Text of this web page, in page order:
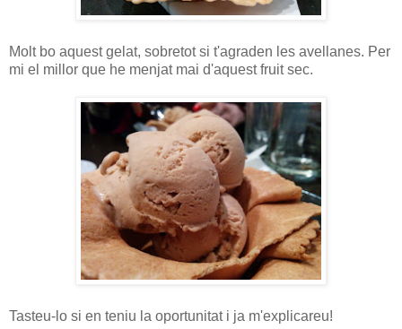
Molt bo aquest gelat, sobretot si t'agraden les avellanes. Per
mi el millor que he menjat mai d'aquest fruit sec.
Tasteu-lo si en teniu la oportunitat i ja m'explicareu!